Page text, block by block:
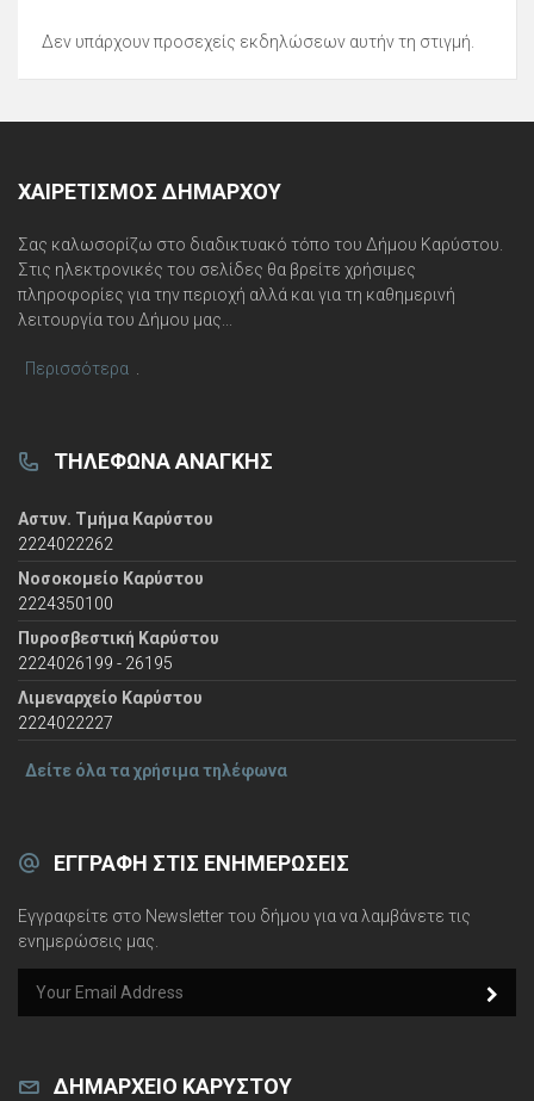
Δεν υπάρχουν προσεχείς εκδηλώσεων αυτήν τη στιγμή.
ΧΑΙΡΕΤΙΣΜΌΣ ΔΗΜΆΡΧΟΥ
Σας καλωσορίζω στο διαδικτυακό τόπο του Δήμου Καρύστου.
Στις ηλεκτρονικές του σελίδες θα βρείτε χρήσιμες
πληροφορίες για την περιοχή αλλά και για τη καθημερινή
λειτουργία του Δήμου μας...
Περισσότερα
ΤΗΛΈΦΩΝΑ ΑΝΆΓΚΗΣ
Αστυν. Τμήμα Καρύστου
2224022262
Νοσοκομείο Καρύστου
2224350100
Πυροσβεστική Καρύστου
2224026199 - 26195
Λιμεναρχείο Καρύστου
2224022227
Δείτε όλα τα χρήσιμα τηλέφωνα
ΕΓΓΡΑΦΉ ΣΤΙΣ ΕΝΗΜΕΡΏΣΕΙΣ
Εγγραφείτε στο Newsletter του δήμου για να λαμβάνετε τις
ενημερώσεις μας.
ΔΗΜΑΡΧΕΊΟ ΚΑΡΎΣΤΟΥ